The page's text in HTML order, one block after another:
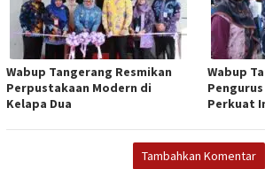
Wabup Tangerang Resmikan
Perpustakaan Modern di
Kelapa Dua
Wabup
Pengurus
Perkuat
Tambahkan Komentar